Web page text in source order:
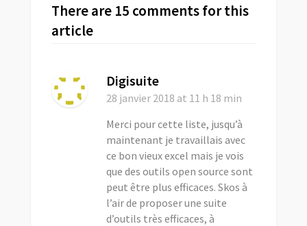
There are 15 comments for this
article
Digisuite
28 janvier 2018 at 11 h 18 min
Merci pour cette liste, jusqu’à
maintenant je travaillais avec
ce bon vieux excel mais je vois
que des outils open source sont
peut être plus efficaces. Skos à
l’air de proposer une suite
d’outils très efficaces, à